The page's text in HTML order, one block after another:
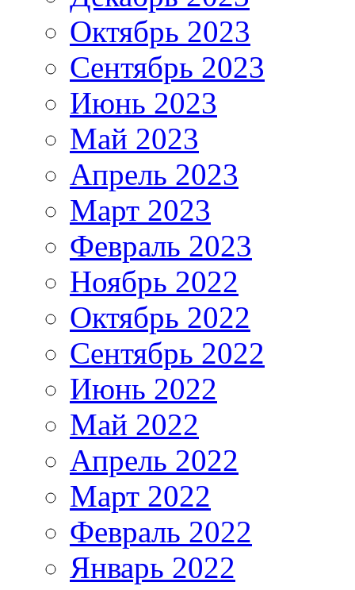
Октябрь 2023
Сентябрь 2023
Июнь 2023
Май 2023
Апрель 2023
Март 2023
Февраль 2023
Ноябрь 2022
Октябрь 2022
Сентябрь 2022
Июнь 2022
Май 2022
Апрель 2022
Март 2022
Февраль 2022
Январь 2022